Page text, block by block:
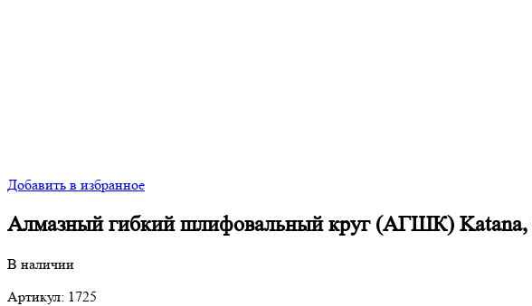
Добавить в избранное
Алмазный гибкий шлифовальный круг (АГШК) Katana,
В наличии
Артикул: 1725